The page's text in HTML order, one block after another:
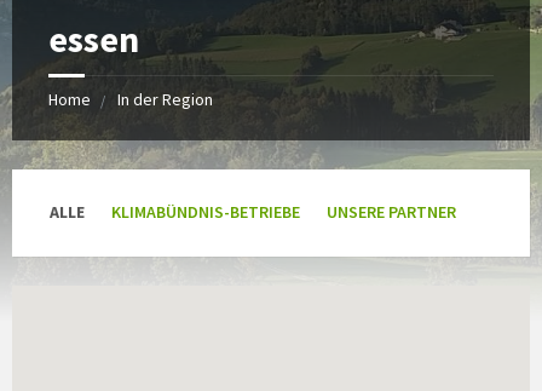
essen
Home In der Region
Kategorien:
ALLE KLIMABÜNDNIS-BETRIEBE UNSERE PARTNER